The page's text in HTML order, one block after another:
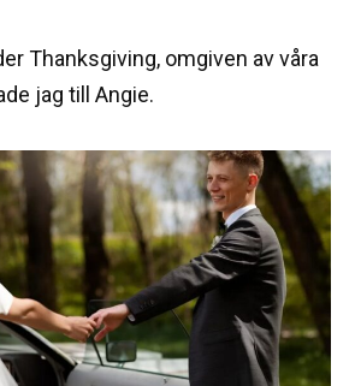
Thanksgiving, omgiven av våra
jag till Angie.